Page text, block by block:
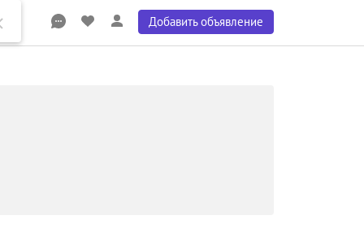
Добавить объявление